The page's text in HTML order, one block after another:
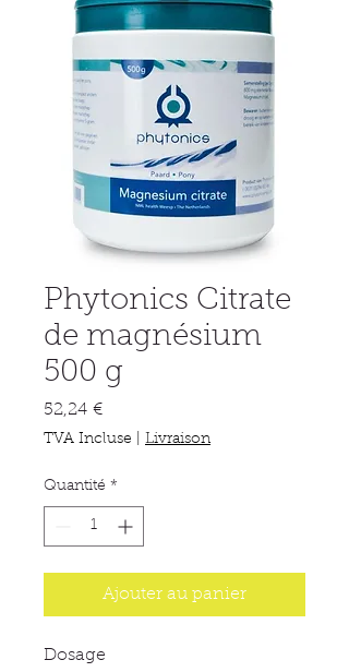
Phytonics Citrate
de magnésium
500 g
52,24 €Prix
TVA Incluse Livraison
Quantité *
Ajouter au panier
Dosage